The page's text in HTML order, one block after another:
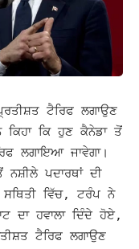
ਟੈਰਿਫ ਲਗਾਉਣ
ਕਿਹਾ ਕਿ ਹੁਣ ਕੈਨੇਡਾ ਤੋਂ
ਲਗਾਇਆ ਜਾਵੇਗਾ।
ਪਦਾਰਥਾਂ ਦੀ
ਸਥਿਤੀ ਵਿੱਚ, ਟਰੰਪ ਨੇ
ਦਾ ਹਵਾਲਾ ਦਿੰਦੇ ਹੋਏ,
ਟੈਰਿਫ ਲਗਾਉਣ